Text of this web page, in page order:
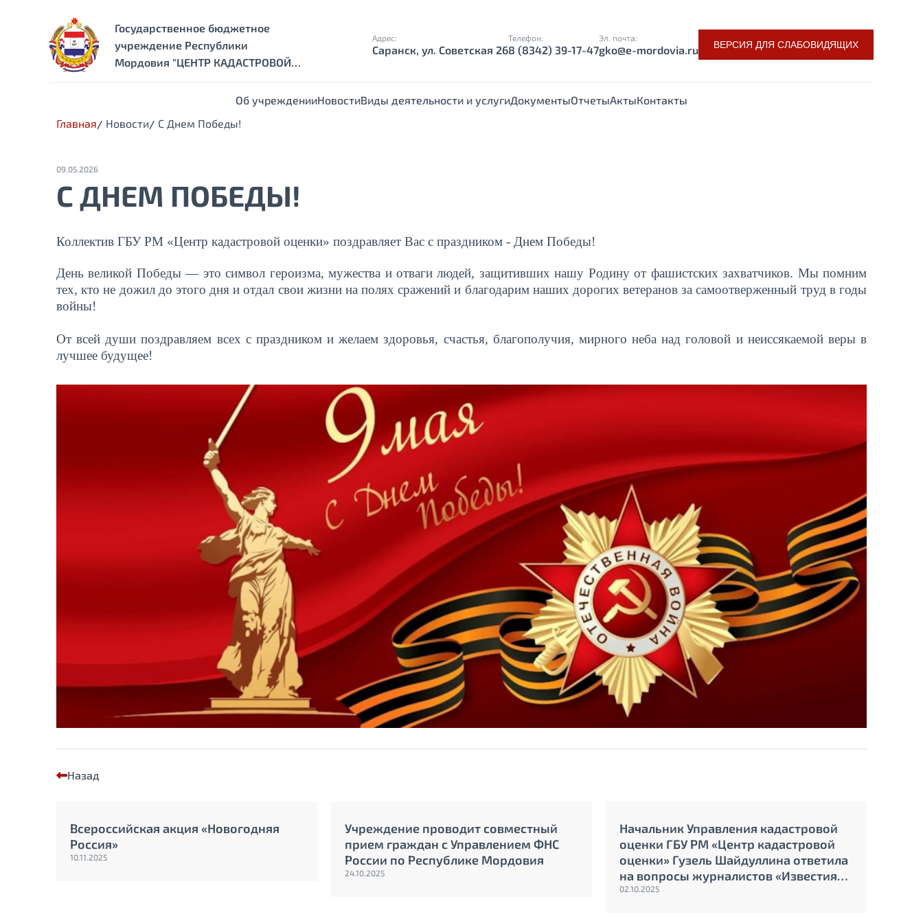
Государственное бюджетное
учреждение Республики
Мордовия "ЦЕНТР КАДАСТРОВОЙ
Адрес:
Саранск, ул. Советская 26
Телефон:
8 (8342) 39-17-47
Эл. почта:
gko@e-mordovia.ru ВЕРСИЯ ДЛЯ СЛАБОВИДЯЩИХ
Об учрежденииНовостиВиды деятельности и услугиДокументыОтчетыАктыКонтакты
Главная
Новости С Днем Победы!
09.05.2026
С ДНЕМ ПОБЕДЫ!
Коллектив ГБУ РМ «Центр кадастровой оценки» поздравляет Вас с праздником - Днем Победы!
День великой Победы — это символ героизма, мужества и отваги людей, защитивших нашу Родину от фашистских захватчиков. Мы помним
тех, кто не дожил до этого дня и отдал свои жизни на полях сражений и благодарим наших дорогих ветеранов за самоотверженный труд в годы
войны!
От всей души поздравляем всех с праздником и желаем здоровья, счастья, благополучия, мирного неба над головой и неиссякаемой веры в
лучшее будущее!
Назад
Всероссийская акция «Новогодняя
Россия»
10.11.2025
Учреждение проводит совместный
прием граждан с Управлением ФНС
России по Республике Мордовия
24.10.2025
Начальник Управления кадастровой
оценки ГБУ РМ «Центр кадастровой
оценки» Гузель Шайдуллина ответила
на вопросы журналистов «Известия
Мордовии».
02.10.2025